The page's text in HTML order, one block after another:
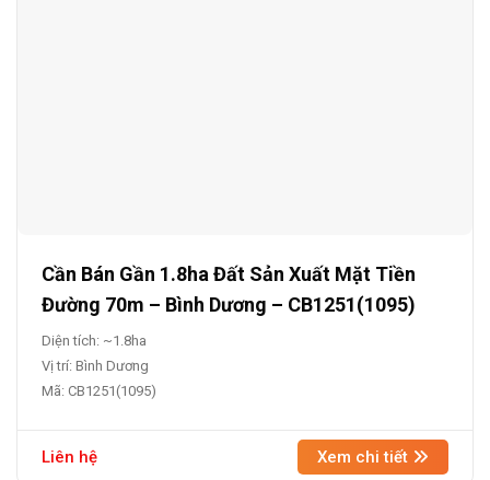
Cần Bán Gần 1.8ha Đất Sản Xuất Mặt Tiền
Đường 70m – Bình Dương – CB1251(1095)
Diện tích: ~1.8ha
Vị trí: Bình Dương
Mã: CB1251(1095)
Liên hệ Xem chi tiết